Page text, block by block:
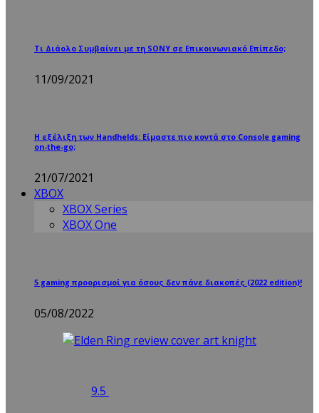
Τι Διάολο Συμβαίνει με τη SONY σε Επικοινωνιακό Επίπεδο;
11/09/2021
Η εξέλιξη των Handhelds: Είμαστε πιο κοντά στο Console gaming
on-the-go;
21/07/2021
XBOX
XBOX Series
XBOX One
5 gaming προορισμοί για όσους δεν πάνε διακοπές (2022 edition)!
05/08/2022
9.5